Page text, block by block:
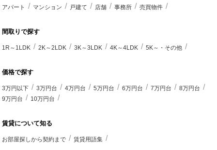
アパート マンション 戸建て 店舗 事務所 売買物件
間取りで探す
1R～1LDK 2K～2LDK 3K～3LDK 4K～4LDK 5K～・その他
価格で探す
3万円以下 3万円台 4万円台 5万円台 6万円台 7万円台
8万円台
9万円台
10万円台
賃貸について知る
お部屋探しから契約まで 賃貸用語集